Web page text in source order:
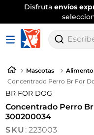
Disfruta envíos
Escribe
Mascotas
Concentrado Perro Br For
BR FOR DOG
Concentrado Perro
300200034
:223003